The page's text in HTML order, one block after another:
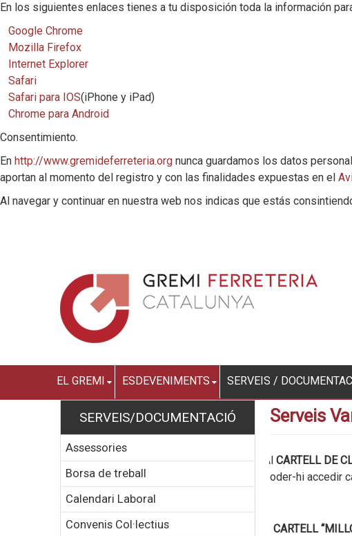
En los siguientes enlaces tienes a tu disposición toda la información
Google Chrome
Mozilla Firefox
Internet Explorer
Safari
Safari para IOS(iPhone y iPad)
Chrome para Android
Consentimiento.
En http://www.gremideferreteria.org nunca guardamos los datos
aportan al momento del registro y con las finalidades expuestas en el
Al navegar y continuar en nuestra web nos indicas que estás
EL GREMI ESDEVENIMENTS SERVEIS /
SERVEIS/DOCUMENTACIÓ
Assessories
Borsa de treball
Calendari Laboral
Convenis Col·lectius
Serveis
Al CARTELL DE
poder-hi accedir
CARTELL